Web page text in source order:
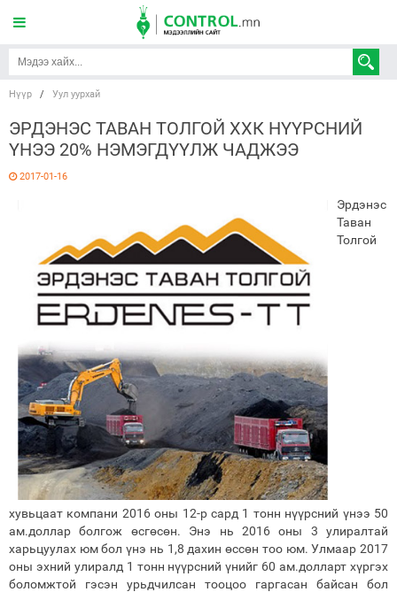
Нүүр / Уул уурхай
ЭРДЭНЭС ТАВАН ТОЛГОЙ ХХК НҮҮРСНИЙ
ҮНЭЭ 20% НЭМЭГДҮҮЛЖ ЧАДЖЭЭ
2017-01-16
Эрдэнэс
Таван
Толгой
хувьцаат компани 2016 оны 12-р сард 1 тонн нүүрсний үнээ 50
ам.доллар болгож өсгөсөн. Энэ нь 2016 оны 3 улиралтай
харьцуулах юм бол үнэ нь 1,8 дахин өссөн тоо юм. Улмаар 2017
оны эхний улиралд 1 тонн нүүрсний үнийг 60 ам.долларт хүргэх
боломжтой гэсэн урьдчилсан тооцоо гаргасан байсан бол